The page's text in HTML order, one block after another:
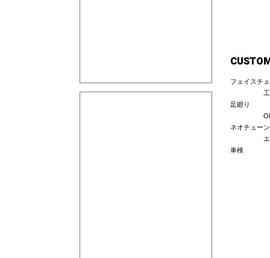
フェイスチ
足廻り
ネオチューン
車検